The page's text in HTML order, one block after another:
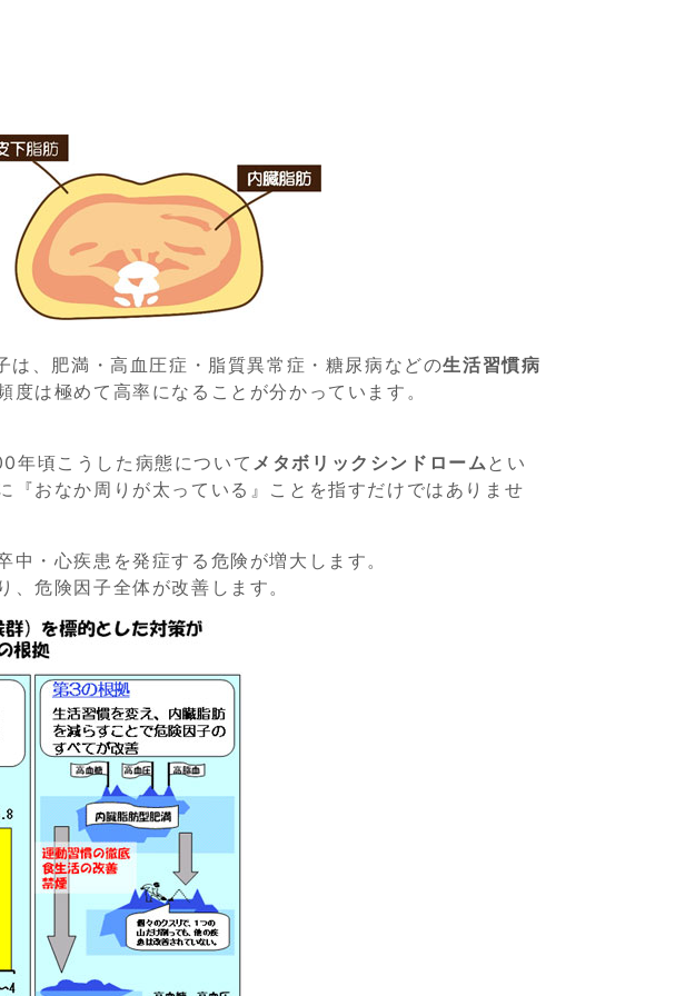
、肥満・高血圧症・脂質異常症・糖尿病などの生活習慣病
度は極めて高率になることが分かっています。
頃こうした病態について メタボリックシンドローム とい
おなか周りが太っている』ことを指すだけではありませ
・心疾患を発症する危険が増大します。
危険因子全体が改善します。